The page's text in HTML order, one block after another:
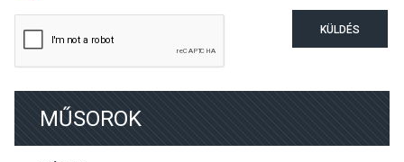
KÜLDÉS
MŰSOROK